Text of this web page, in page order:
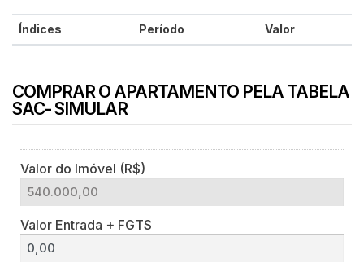
Índices Período Valor
COMPRAR O APARTAMENTO PELA TABELA
SAC- SIMULAR
Valor do Imóvel (R$)
Valor Entrada + FGTS